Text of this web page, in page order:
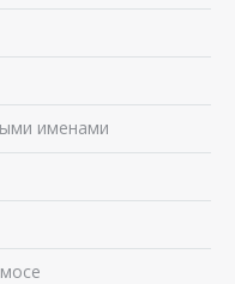
именами